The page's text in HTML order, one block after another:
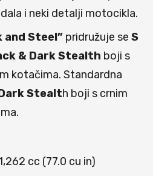
i neki detalji motocikla.
and Steel” pridružuje se S
& Dark Stealth boji s
kotačima. Standardna
Stealth boji s crnim
cc (77.0 cu in)